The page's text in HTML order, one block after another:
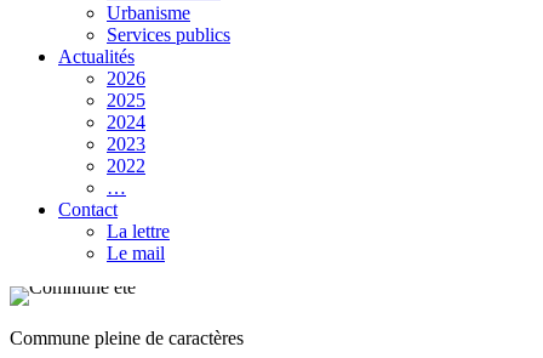
Urbanisme
Services publics
Actualités
2026
2025
2024
2023
2022
…
Contact
La lettre
Le mail
Commune pleine de caractères